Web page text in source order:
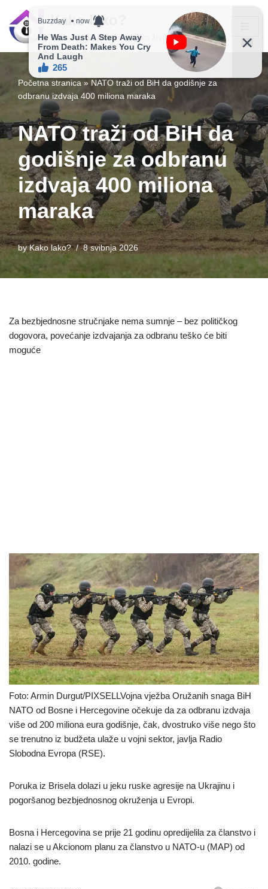
Skip
Kako lako?
Vaš vodič ka jednostavnijem životu!
Početna stranica » NATO traži od BiH da godišnje za
odbranu izdvaja 400 miliona maraka
NATO traži od BiH da
godišnje za odbranu
izdvaja 400 miliona
maraka
byKako lako? 8 svibnja 2026
Za bezbjednosne stručnjake nema sumnje – bez političkog
dogovora, povećanje izdvajanja za odbranu teško će biti
moguće
Foto: Armin Durgut/PIXSELLVojna vježba Oružanih snaga BiH
NATO od Bosne i Hercegovine očekuje da za odbranu izdvaja
više od 200 miliona eura godišnje, čak, dvostruko više nego što
se trenutno iz budžeta ulaže u vojni sektor, javlja Radio
Slobodna Evropa (RSE).
Poruka iz Brisela dolazi u jeku ruske agresije na Ukrajinu i
pogoršanog bezbjednosnog okruženja u Evropi.
Bosna i Hercegovina se prije 21 godinu opredijelila za članstvo i
nalazi se u Akcionom planu za članstvo u NATO-u (MAP) od
2010. godine.